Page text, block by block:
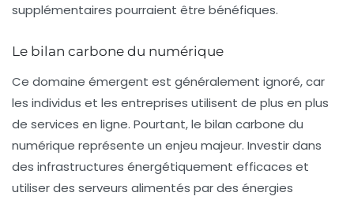
supplémentaires pourraient être bénéfiques.
Le bilan carbone du numérique
Ce domaine émergent est généralement ignoré, car
les individus et les entreprises utilisent de plus en plus
de services en ligne. Pourtant, le bilan carbone du
numérique représente un enjeu majeur. Investir dans
des infrastructures énergétiquement efficaces et
utiliser des serveurs alimentés par des énergies